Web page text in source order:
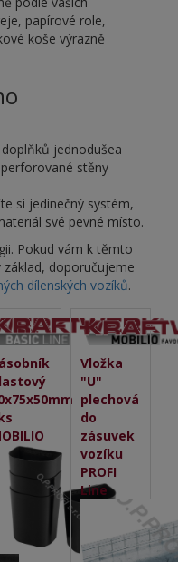
papírové role,
koše výrazně
jednodušea
stěny
si jedinečný systém,
své pevné místo.
Pokud vám k těmto
doporučujeme
dílenských vozíků.
Vložka
"U"
plechová
do
zásuvek
vozíku
PROFI
Line